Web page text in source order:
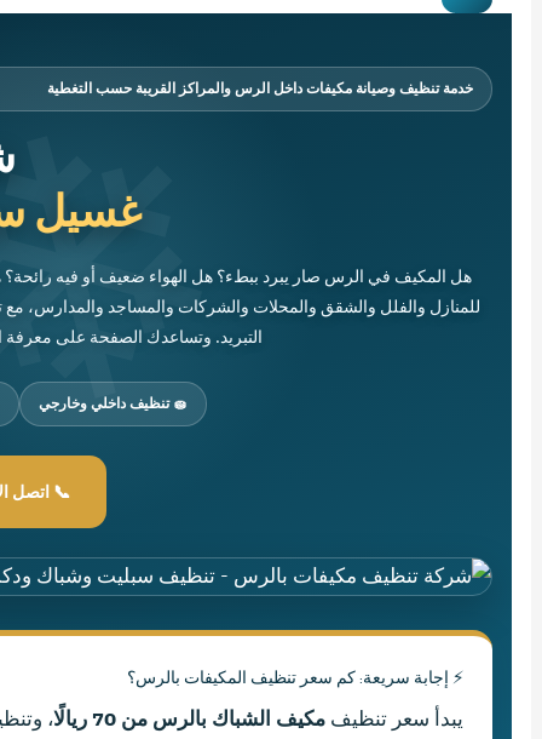
خدمة تنظيف وصيانة مكيفات داخل الرس والمراكز القريبة حسب التغطية
غسيل
هل المكيف في الرس صار يبرد ببطء؟ هل الهواء ضعيف أو فيه
للمنازل والفلل والشقق والمحلات والشركات والمساجد والمدارس،
التبريد. وتساعدك الصفحة على معرفة
🧽 تنظيف داخلي وخارجي
📞 اتصل الآن —
⚡ إجابة سريعة: كم سعر تنظيف المكيفات بالرس؟
يبدأ سعر تنظيفمكيف الشباك بالرس من 70 ريالًا
،